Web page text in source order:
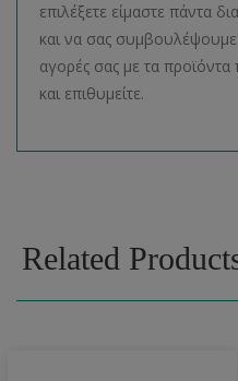
επιλέξετε είμαστε πάντα
και να σας
αγορές σας με τα προϊόντα
και επιθυμείτε.
Related